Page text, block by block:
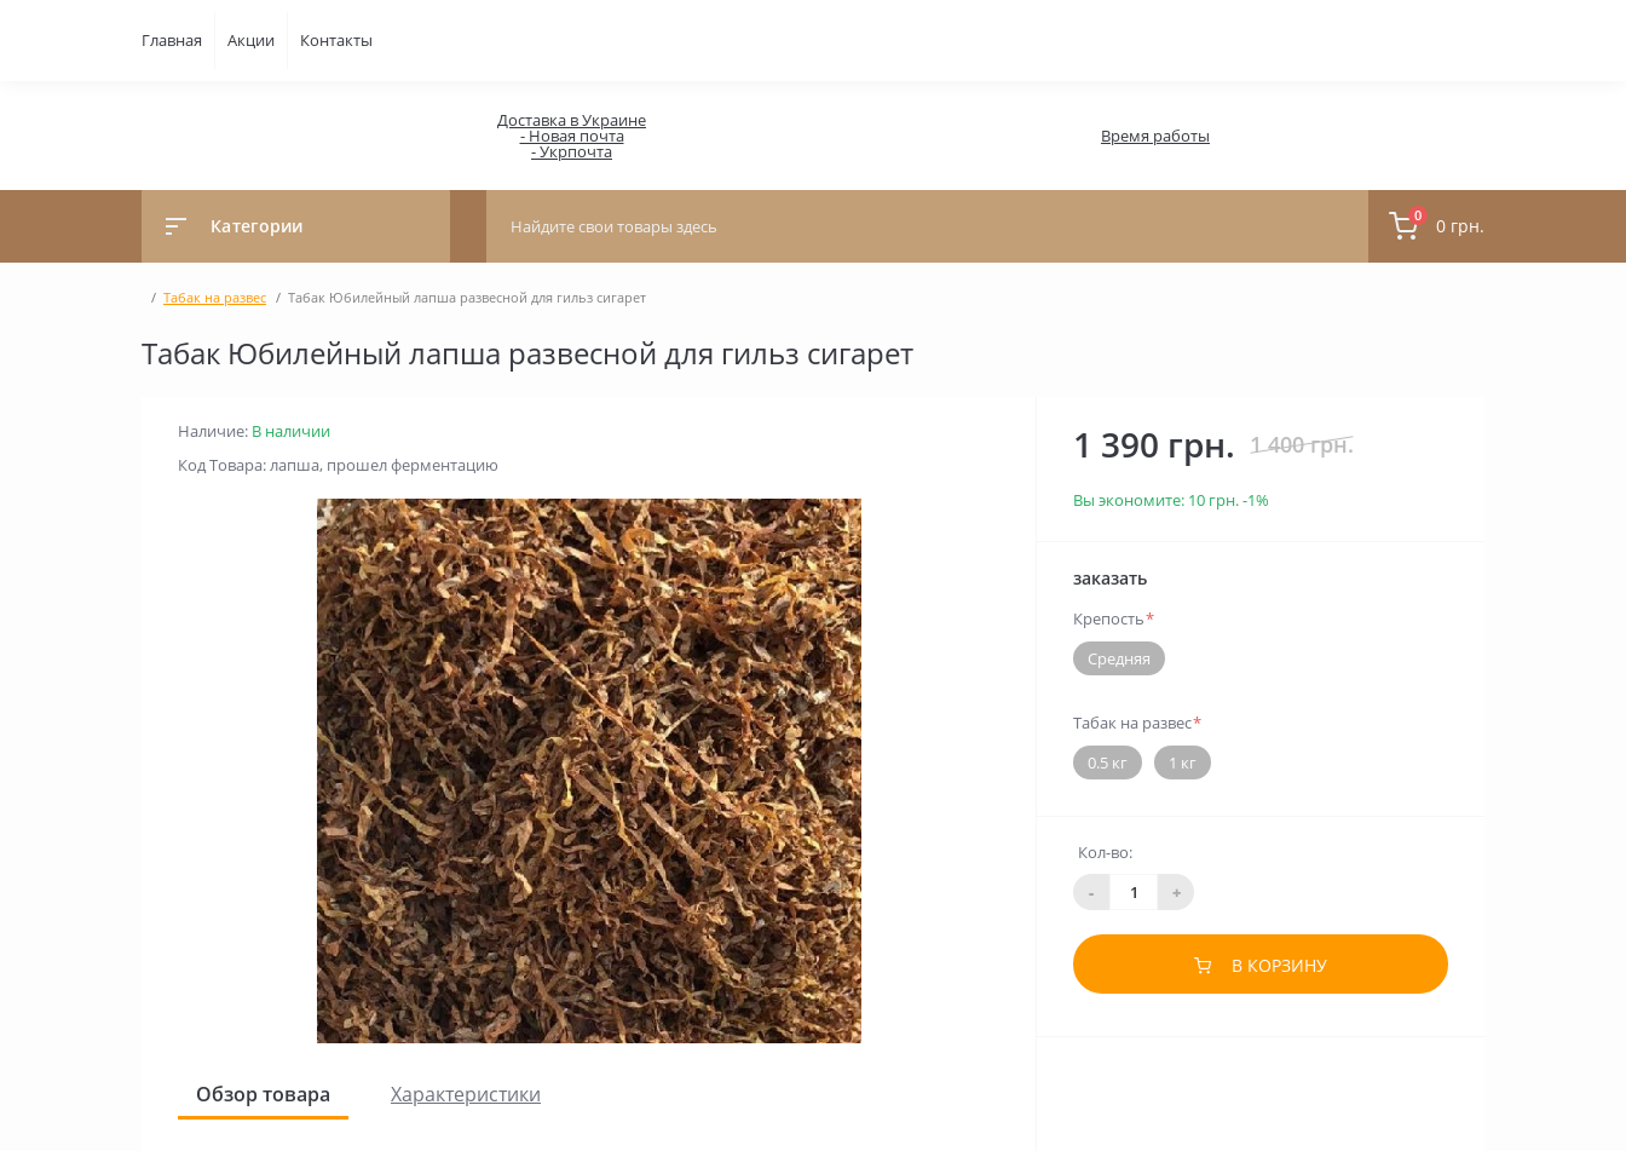
Главная Акции Контакты
Доставка в Украине
- Новая почта
- Укрпочта
Время работы
Категории 0 0 грн.
Табак на развес Табак Юбилейный лапша развесной для гильз сигарет
Табак Юбилейный лапша развесной для гильз сигарет
Наличие: В наличии
Код Товара: лапша, прошел ферментацию
Обзор товара Характеристики
1 390 грн. 1 400 грн.
Вы экономите: 10 грн.-1%
заказать
Крепость*
Средняя
Табак на развес*
0.5 кг
1 кг
Кол-во:
-
+
В КОРЗИНУ